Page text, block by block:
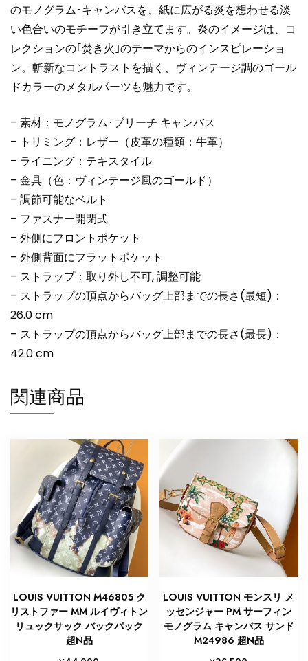
のモノグラム･キャンバスを、紙に広がる炎を想わせる淡
い色合いのモチーフが引き立てます。炎のイメージは、コ
レクションの｢焚き火｣のテーマからのインスピレーショ
ン。斬新なコントラストを描く、ヴィンテージ調のゴール
ドカラーのメタルパーツも魅力です。
– 素材：モノグラム･ブリーチ キャンバス
– トリミング：レザー（皮革の種類：牛革）
– ライニング：テキスタイル
– 金具（色：ヴィンテージ風のゴールド）
– 調節可能なベルト
– ファスナー開閉式
– 外側にフロントポケット
– 外側背面にフラットポケット
– ストラップ：取り外し不可, 調整可能
– ストラップの頂点からバッグ上部までの長さ(最短)：
26.0 cm
– ストラップの頂点からバッグ上部までの長さ(最長)：
42.0 cm
関連商品
LOUIS VUITTON M46805 ク
リストファー MM ルイヴィトン
リュックサック バックパック
超N品
LOUIS VUITTON モンスリ メ
ッセンジャー PM サーフィン
モノグラム キャンバス サンド
M24986 超N品